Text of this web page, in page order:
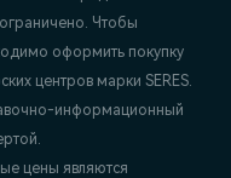
Чтобы
оформить покупку
центров марки SERES.
информационный
цены являются